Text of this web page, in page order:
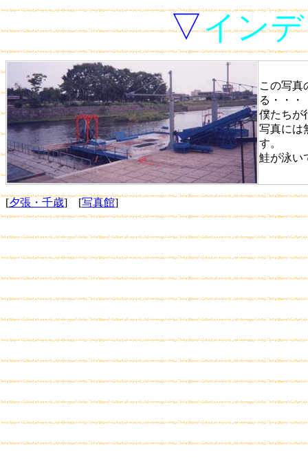
▽イン
この写真
る・・・
僕たちが
写真には
す。
鮭が泳い
[夕張・千歳] [写真館]